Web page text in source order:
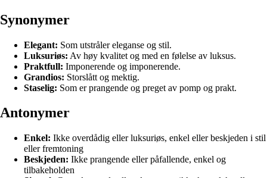
Synonymer
Elegant: Som utstråler eleganse og stil.
Luksuriøs: Av høy kvalitet og med en følelse av luksus.
Praktfull: Imponerende og imponerende.
Grandios: Storslått og mektig.
Staselig: Som er prangende og preget av pomp og prakt.
Antonymer
Enkel: Ikke overdådig eller luksuriøs, enkel eller beskjeden i stil
eller fremtoning
Beskjeden: Ikke prangende eller påfallende, enkel og
tilbakeholden